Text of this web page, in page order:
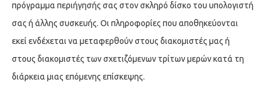
πρόγραμμα περιήγησής σας στον σκληρό δίσκο του υπολογιστή
σας ή άλλης συσκευής. Οι πληροφορίες που αποθηκεύονται
εκεί ενδέχεται να μεταφερθούν στους διακομιστές μας ή
στους διακομιστές των σχετιζόμενων τρίτων μερών κατά τη
διάρκεια μιας επόμενης επίσκεψης.